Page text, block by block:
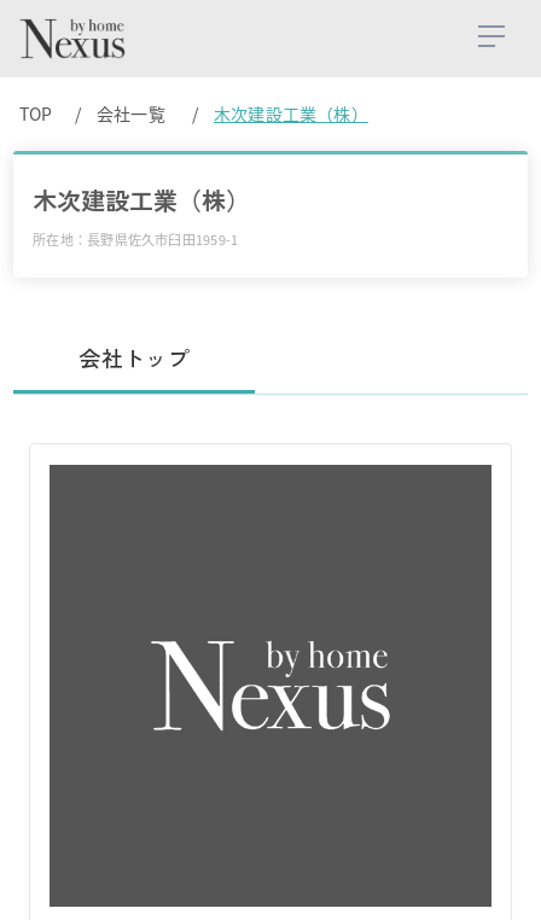
TOP 会社一覧 木次建設工業（株）
木次建設工業（株）
所在地：長野県佐久市臼田1959-1
会社トップ